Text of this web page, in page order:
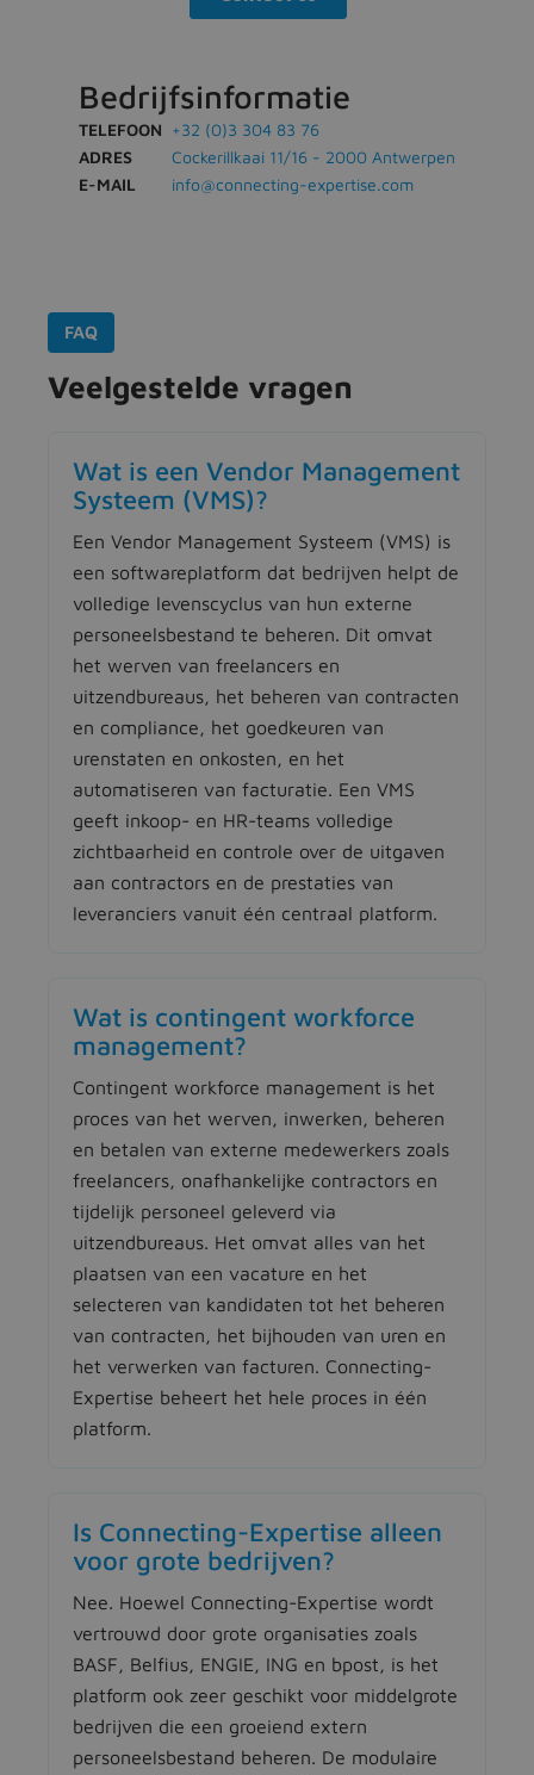
Bedrijfsinformatie
TELEFOON +32 (0)3 304 83 76
ADRES
Cockerillkaai 11/16 - 2000 Antwerpen
E-MAIL
info@connecting-expertise.com
FAQ
Veelgestelde vragen
Wat is een Vendor Management
Systeem (VMS)?
Een Vendor Management Systeem (VMS) is
een softwareplatform dat bedrijven helpt de
volledige levenscyclus van hun externe
personeelsbestand te beheren. Dit omvat
het werven van freelancers en
uitzendbureaus, het beheren van contracten
en compliance, het goedkeuren van
urenstaten en onkosten, en het
automatiseren van facturatie. Een VMS
geeft inkoop- en HR-teams volledige
zichtbaarheid en controle over de uitgaven
aan contractors en de prestaties van
leveranciers vanuit één centraal platform.
Wat is contingent workforce
management?
Contingent workforce management is het
proces van het werven, inwerken, beheren
en betalen van externe medewerkers zoals
freelancers, onafhankelijke contractors en
tijdelijk personeel geleverd via
uitzendbureaus. Het omvat alles van het
plaatsen van een vacature en het
selecteren van kandidaten tot het beheren
van contracten, het bijhouden van uren en
het verwerken van facturen. Connecting-
Expertise beheert het hele proces in één
platform.
Is Connecting-Expertise alleen
voor grote bedrijven?
Nee. Hoewel Connecting-Expertise wordt
vertrouwd door grote organisaties zoals
BASF, Belfius, ENGIE, ING en bpost, is het
platform ook zeer geschikt voor middelgrote
bedrijven die een groeiend extern
personeelsbestand beheren. De modulaire